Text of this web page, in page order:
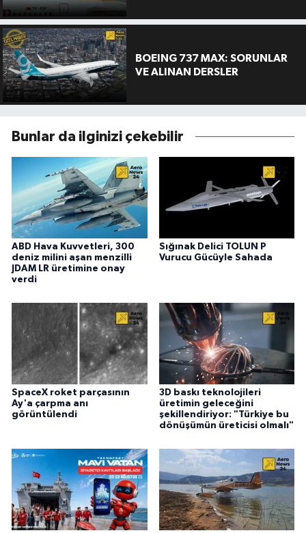
BOEING 737 MAX: SORUNLAR
VE ALINAN DERSLER
Bunlar da ilginizi çekebilir
ABD Hava Kuvvetleri, 300
deniz milini aşan menzilli
JDAM LR üretimine onay
verdi
Sığınak Delici TOLUN P
Vurucu Gücüyle Sahada
SpaceX roket parçasının
Ay'a çarpma anı
görüntülendi
3D baskı teknolojileri
üretimin geleceğini
şekillendiriyor: "Türkiye bu
dönüşümün üreticisi olmalı"